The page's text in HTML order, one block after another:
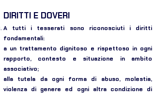
DIRITTI E DOVERI
A tutti i tesserati sono riconosciuti i diritti
fondamentali:
a un trattamento dignitoso e rispettoso in ogni
rapporto, contesto e situazione in ambito
associativo;
alla tutela da ogni forma di abuso, molestia,
violenza di genere ed ogni altra condizione di